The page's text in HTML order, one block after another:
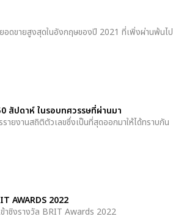
ดขายสูงสุดในอังกฤษของปี 2021 ที่เพิ่งผ่านพ้นไป
สัปดาห์ ในรอบทศวรรษที่ผ่านมา
ายงานสถิติตัวเลขซึ่งเป็นที่สุดออกมาให้ได้ทราบกัน
AWARDS 2022
ข้าชิงรางวัล BRIT Awards 2022